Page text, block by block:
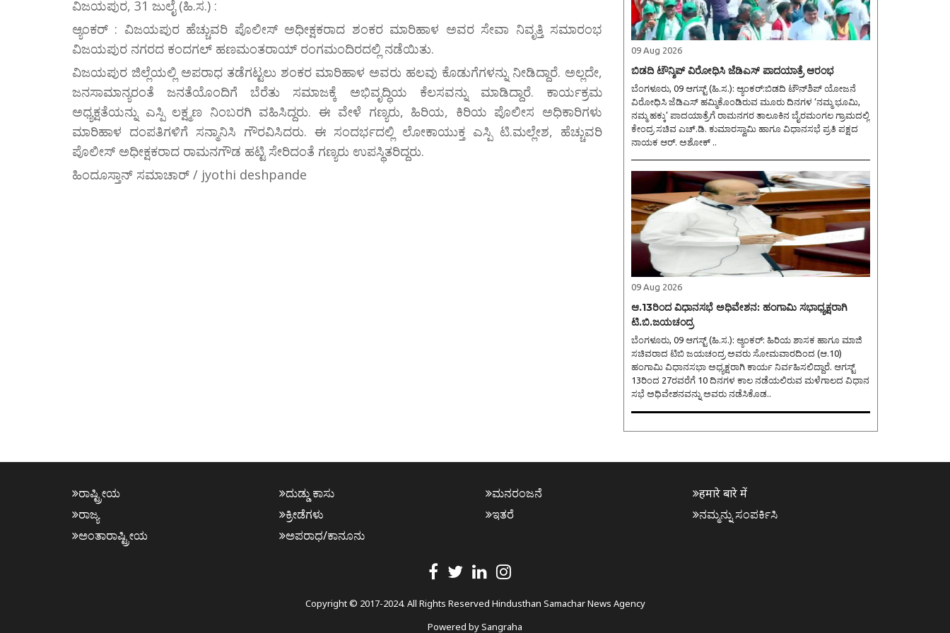
ವಿಜಯಪುರ, 31 ಜುಲೈ (ಹಿ.ಸ.) :
ಆ್ಯಂಕರ್ : ವಿಜಯಪುರ ಹೆಚ್ಚುವರಿ ಪೊಲೀಸ್ ಅಧೀಕ್ಷಕರಾದ ಶಂಕರ ಮಾರಿಹಾಳ ಅವರ ಸೇವಾ ನಿವೃತ್ತಿ ಸಮಾರಂಭ
ವಿಜಯಪುರ ನಗರದ ಕಂದಗಲ್ ಹಣಮಂತರಾಯ್ ರಂಗಮಂದಿರದಲ್ಲಿ ನಡೆಯಿತು.
ವಿಜಯಪುರ ಜಿಲ್ಲೆಯಲ್ಲಿ ಅಪರಾಧ ತಡೆಗಟ್ಟಲು ಶಂಕರ ಮಾರಿಹಾಳ ಅವರು ಹಲವು ಕೊಡುಗೆಗಳನ್ನು ನೀಡಿದ್ದಾರೆ. ಅಲ್ಲದೇ,
ಜನಸಾಮಾನ್ಯರಂತೆ ಜನತೆಯೊಂದಿಗೆ ಬೆರೆತು ಸಮಾಜಕ್ಕೆ ಅಭಿವೃದ್ಧಿಯ ಕೆಲಸವನ್ನು ಮಾಡಿದ್ದಾರೆ. ಕಾರ್ಯಕ್ರಮ
ಅಧ್ಯಕ್ಷತೆಯನ್ನು ಎಸ್ಪಿ ಲಕ್ಷ್ಮಣ ನಿಂಬರಗಿ ವಹಿಸಿದ್ದರು. ಈ ವೇಳೆ ಗಣ್ಯರು, ಹಿರಿಯ, ಕಿರಿಯ ಪೊಲೀಸ ಅಧಿಕಾರಿಗಳು
ಮಾರಿಹಾಳ ದಂಪತಿಗಳಿಗೆ ಸನ್ಮಾನಿಸಿ ಗೌರವಿಸಿದರು. ಈ ಸಂದರ್ಭದಲ್ಲಿ ಲೋಕಾಯುಕ್ತ ಎಸ್ಪಿ ಟಿ.‌ಮಲ್ಲೇಶ, ಹೆಚ್ಚುವರಿ
ಪೊಲೀಸ್ ಅಧೀಕ್ಷಕರಾದ ರಾಮನಗೌಡ ಹಟ್ಟಿ ಸೇರಿದಂತೆ ಗಣ್ಯರು ಉಪಸ್ಥಿತರಿದ್ದರು.
ಹಿಂದೂಸ್ತಾನ್ ಸಮಾಚಾರ್ / jyothi deshpande
09 Aug 2026
ಬಿಡದಿ ಟೌನ್ಶಿಪ್ ವಿರೋಧಿಸಿ ಜೆಡಿಎಸ್ ಪಾದಯಾತ್ರೆ ಆರಂಭ
ಬೆಂಗಳೂರು, 09 ಆಗಸ್ಟ್ (ಹಿ.ಸ.): ಆ್ಯಂಕರ್:ಬಿಡದಿ ಟೌನ್‌ಶಿಪ್ ಯೋಜನೆ
ವಿರೋಧಿಸಿ ಜೆಡಿಎಸ್ ಹಮ್ಮಿಕೊಂಡಿರುವ ಮೂರು ದಿನಗಳ ‘ನಮ್ಮ ಭೂಮಿ,
ನಮ್ಮ ಹಕ್ಕು’ ಪಾದಯಾತ್ರೆಗೆ ರಾಮನಗರ ತಾಲೂಕಿನ ಬೈರಮಂಗಲ ಗ್ರಾಮದಲ್ಲಿ
ಕೇಂದ್ರ ಸಚಿವ ಎಚ್.ಡಿ. ಕುಮಾರಸ್ವಾಮಿ ಹಾಗೂ ವಿಧಾನಸಭೆ ಪ್ರತಿ ಪಕ್ಷದ
ನಾಯಕ ಆರ್. ಅಶೋಕ್ ..
09 Aug 2026
ಆ.13ರಿಂದ ವಿಧಾನಸಭೆ ಅಧಿವೇಶನ: ಹಂಗಾಮಿ ಸಭಾಧ್ಯಕ್ಷರಾಗಿ
ಟಿ.ಬಿ.ಜಯಚಂದ್ರ
ಬೆಂಗಳೂರು, 09 ಆಗಸ್ಟ್ (ಹಿ.ಸ.): ಆ್ಯಂಕರ್: ಹಿರಿಯ ಶಾಸಕ ಹಾಗೂ ಮಾಜಿ
ಸಚಿವರಾದ ಟಿಬಿ ಜಯಚಂದ್ರ ಅವರು ಸೋಮವಾರದಿಂದ (ಆ.10)
ಹಂಗಾಮಿ ವಿಧಾನಸಭಾ ಅಧ್ಯಕ್ಷರಾಗಿ ಕಾರ್ಯ ನಿರ್ವಹಿಸಲಿದ್ದಾರೆ. ಆಗಸ್ಟ್
13ರಿಂದ 27ರವರೆಗೆ 10 ದಿನಗಳ ಕಾಲ ನಡೆಯಲಿರುವ ಮಳೆಗಾಲದ ವಿಧಾನ
ಸಭೆ ಅಧಿವೇಶನವನ್ನು ಅವರು ನಡೆಸಿಕೊಡ..
ರಾಷ್ಟ್ರೀಯ
ರಾಜ್ಯ
ಅಂತಾರಾಷ್ಟ್ರೀಯ
ದುಡ್ಡು ಕಾಸು
ಕ್ರೀಡೆಗಳು
ಅಪರಾಧ/ಕಾನೂನು
ಮನರಂಜನೆ
ಇತರೆ
हमारे बारे में
ನಮ್ಮನ್ನು ಸಂಪರ್ಕಿಸಿ
Copyright © 2017-2024. All Rights Reserved Hindusthan Samachar News Agency
Powered bySangraha